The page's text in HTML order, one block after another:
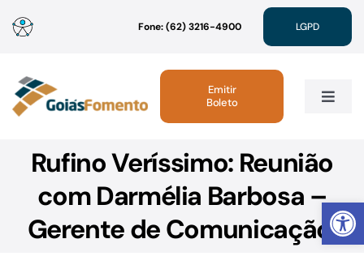
Abrir
para
conteúdo
Fone: (62) 3216-4900 LGPD
Toggle
Institucional
Linhas de Crédito
Emitir
Boleto
Rufino Veríssimo: Reunião
com Darmélia Barbosa –
Gerente de Comunicação.